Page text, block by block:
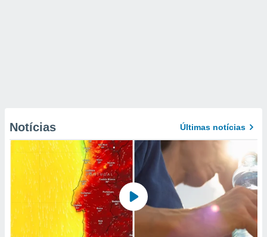
Notícias Últimas notícias